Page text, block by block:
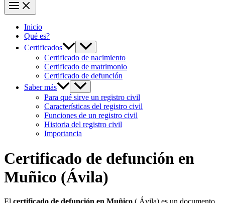
Inicio
Qué es?
Certificados
Certificado de nacimiento
Certificado de matrimonio
Certificado de defunción
Saber más
Para qué sirve un registro civil
Características del registro civil
Funciones de un registro civil
Historia del registro civil
Importancia
Certificado de defunción en
Muñico (Ávila)
El certificado de defunción en Muñico ( Ávila) es un documento